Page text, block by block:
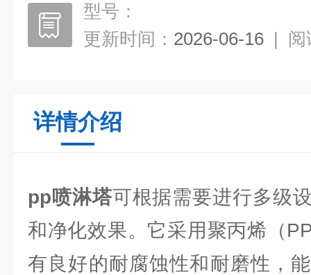
型号：
更新时间： 2026-06-16 | 阅
详情介绍
pp喷淋塔可根据需要进行多级
和净化效果。它采用聚丙烯（
有良好的耐腐蚀性和耐磨性，